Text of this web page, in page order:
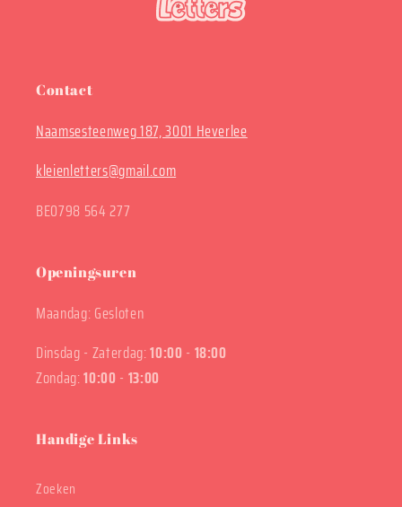
Contact
Naamsesteenweg 187, 3001 Heverlee
kleienletters@gmail.com
BE0798 564 277
Openingsuren
Maandag: Gesloten
Dinsdag - Zaterdag:10:00 - 18:00
Zondag:10:00 - 13:00
Handige Links
Zoeken